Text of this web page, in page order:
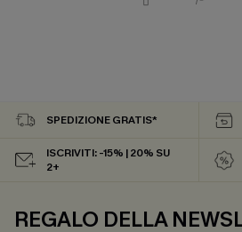
SPEDIZIONE GRATIS*
ISCRIVITI: -15% | 20% SU
2+
REGALO DELLA